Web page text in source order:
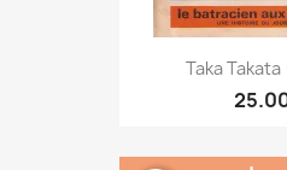
Taka Takata